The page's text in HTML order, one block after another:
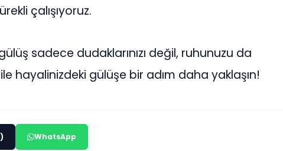
çalışıyoruz.
sadece dudaklarınızı değil, ruhunuzu da
hayalinizdeki gülüşe bir adım daha yaklaşın!
WhatsApp